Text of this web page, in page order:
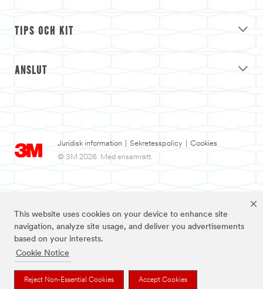
This website uses cookies on your device to enhance site
navigation, analyze site usage, and deliver you advertisements
based on your interests.
Cookie Notice
Reject Non-Essential Cookies Accept Cookies
TIPS OCH KIT
ANSLUT
Juridisk information Sekretesspolicy
Cookies
© 3M 2026. Med ensamrätt.
3M och Nexcare™ är varumärken som tillhör 3M.